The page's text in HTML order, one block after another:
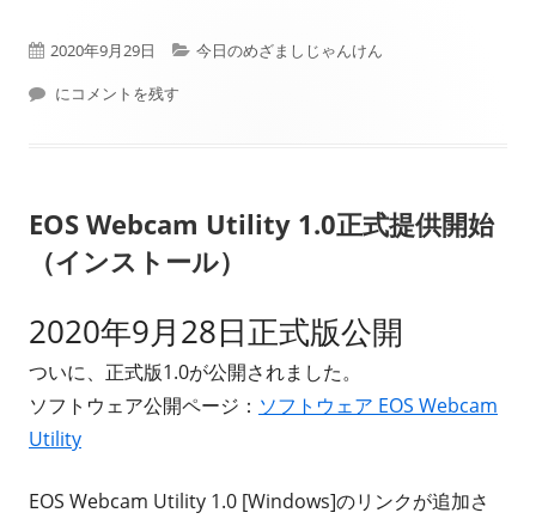
公
開
2020年9月29日
カ
ー
今日のめざましじゃんけん
本日（2020年09月29日）フジテレビ： めざましじゃんけん 結果
にコメントを残す
EOS Webcam Utility 1.0正式提供開始
（インストール）
2020年9月28日正式版公開
ついに、正式版1.0が公開されました。
ソフトウェア公開ページ： ソフトウェア EOS Webcam
Utility
EOS Webcam Utility 1.0 [Windows]のリンクが追加さ